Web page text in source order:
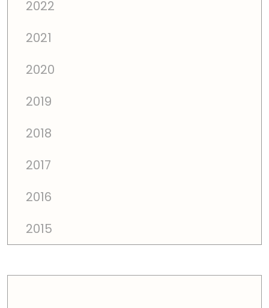
2022
2021
2020
2019
2018
2017
2016
2015